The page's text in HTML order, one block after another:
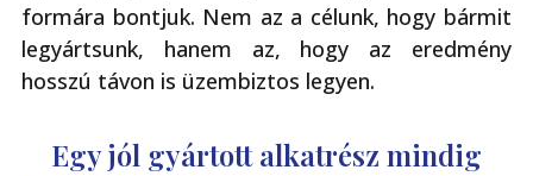
formára bontjuk. Nem az a célunk, hogy bármit
legyártsunk, hanem az, hogy az eredmény
hosszú távon is üzembiztos legyen.
Egy jól gyártott alkatrész mindig